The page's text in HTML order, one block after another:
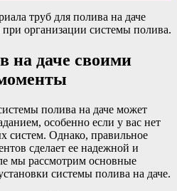
труб для полива на даче
организации системы полива.
на даче своими
полива на даче может
особенно если у вас нет
систем. Однако, правильное
сделает ее надежной и
мы рассмотрим основные
системы полива на даче.